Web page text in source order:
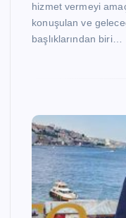
hizmet vermeyi
konuşulan ve
başlıklarından biri…